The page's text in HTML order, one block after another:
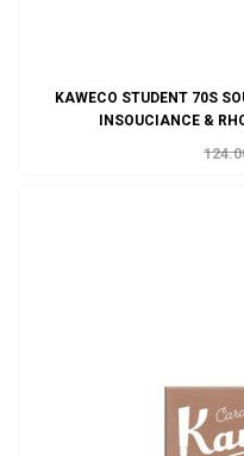
KAWECO STUDENT 70S
INSOUCIANCE &